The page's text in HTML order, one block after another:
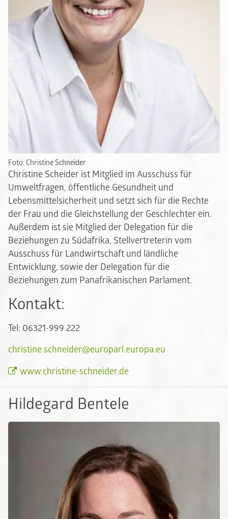
Foto: Christine Schneider
Christine Scheider ist Mitglied im Ausschuss für
Umweltfragen, öffentliche Gesundheit und
Lebensmittelsicherheit und setzt sich für die Rechte
der Frau und die Gleichstellung der Geschlechter ein.
Außerdem ist sie Mitglied der Delegation für die
Beziehungen zu Südafrika, Stellvertreterin vom
Ausschuss für Landwirtschaft und ländliche
Entwicklung, sowie der Delegation für die
Beziehungen zum Panafrikanischen Parlament.
Kontakt:
Tel: 06321-999 222
christine.schneider@europarl.europa.eu
www.christine-schneider.de
Hildegard Bentele